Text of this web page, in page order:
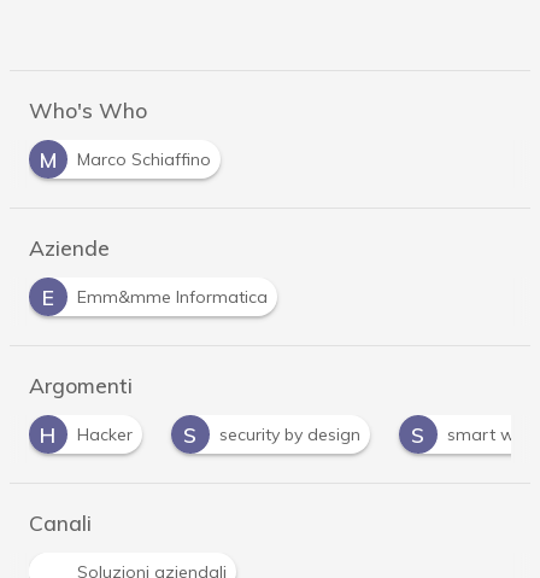
Who's Who
M
Marco Schiaffino
Aziende
E
Emm&mme Informatica
Argomenti
H
Hacker S security by design S smart
Canali
Soluzioni aziendali